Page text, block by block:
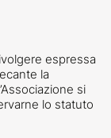
espressa
la
si
lo statuto